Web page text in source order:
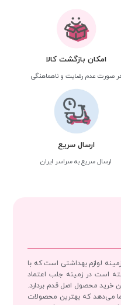
امکان بازگشت کالا
در صورت عدم رضایت و ناهماهنگی
ارسال سریع
ارسال سریع به سراسر ایران
زمینه لوازم بهداشتی است که با
است در زمینه جلب اعتماد
خرید محصول اصل قدم بردارد.
شما می‌دهد که بهترین محصولات